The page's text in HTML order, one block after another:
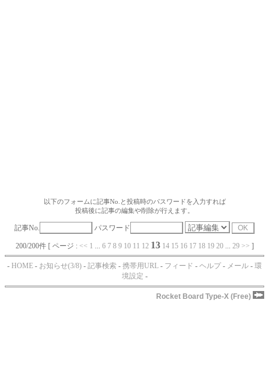
以下のフォームに記事No.と投稿時のパスワードを入力すれば
投稿後に記事の編集や削除が行えます。
記事No. パスワード
200/200件 [ ページ : << 1 6 7 8 9 10 11 12 13 14 15 16 17 18 19 20... 29 >> ]
- HOME - お知らせ(3/8) - 記事検索 - 携帯用URL - フィード - ヘルプ - メール - 環
境設定 -
Rocket Board Type-X (Free)